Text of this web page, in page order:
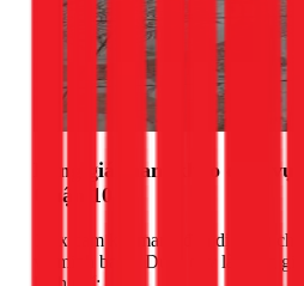
Bảng giá tham khảo dịch
Quận 10
1Fix cam kết mang đến dịch vụ
và minh bạch. Dưới đây là bảng